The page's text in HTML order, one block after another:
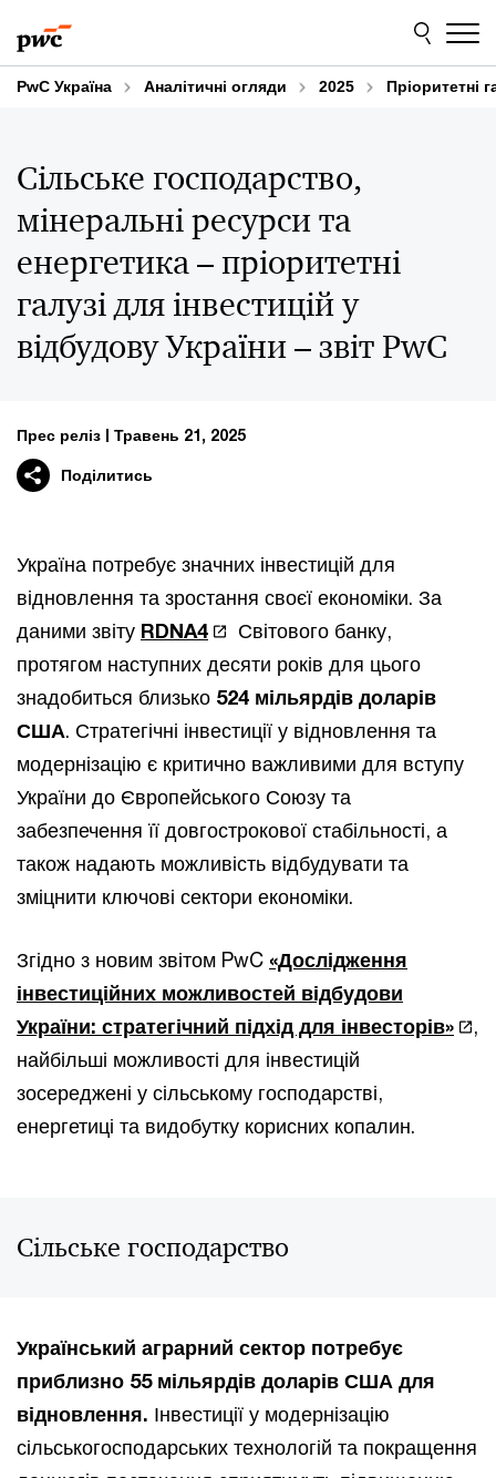
to
content
to
footer
PwC Україна Аналітичні огляди 2025 Пріоритетні
Сільське господарство,
мінеральні ресурси та
енергетика – пріоритетні
галузі для інвестицій у
відбудову України – звіт PwC
Прес реліз Травень 21, 2025
Поділитись
Україна потребує значних інвестицій для
відновлення та зростання своєї економіки. За
даними звіту RDNA4
Світового банку,
протягом наступних десяти років для цього
знадобиться близько 524 мільярдів доларів
США. Стратегічні інвестиції у відновлення та
модернізацію є критично важливими для вступу
України до Європейського Союзу та
забезпечення її довгострокової стабільності, а
також надають можливість відбудувати та
зміцнити ключові сектори економіки.
Згідно з новим звітом PwC «Дослідження
інвестиційних можливостей відбудови
України: стратегічний підхід для інвесторів»
,
найбільші можливості для інвестицій
зосереджені у сільському господарстві,
енергетиці та видобутку корисних копалин.
Сільське господарство
Український аграрний сектор потребує
приблизно 55 мільярдів доларів США для
відновлення. Інвестиції у модернізацію
сільськогосподарських технологій та покращення